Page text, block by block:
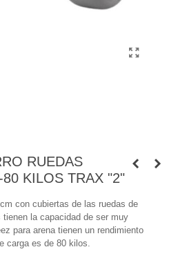
RUEDAS
KILOS TRAX "2"
con cubiertas de las ruedas de
la capacidad de ser muy
para arena tienen un rendimiento
carga es de 80 kilos.